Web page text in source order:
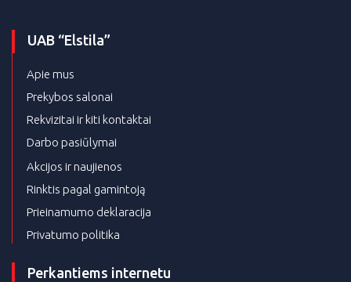
UAB “Elstila”
Apie mus
Prekybos salonai
Rekvizitai ir kiti kontaktai
Darbo pasiūlymai
Akcijos ir naujienos
Rinktis pagal gamintoją
Prieinamumo deklaracija
Privatumo politika
Perkantiems internetu